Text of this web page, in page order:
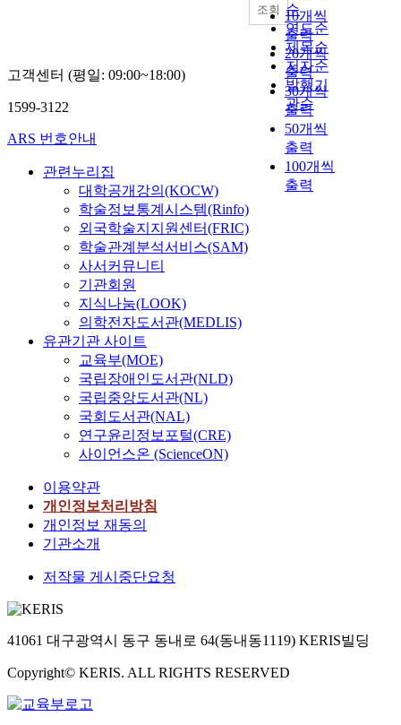
순
연도순
제목순
저자순
발행기
관순
10개씩
출력
20개씩
출력
30개씩
출력
50개씩
출력
100개씩
출력
조회
고객센터 (평일: 09:00~18:00)
1599-3122
ARS 번호안내
관련누리집
대학공개강의(KOCW)
학술정보통계시스템(Rinfo)
외국학술지지원센터(FRIC)
학술관계분석서비스(SAM)
사서커뮤니티
기관회원
지식나눔(LOOK)
의학전자도서관(MEDLIS)
유관기관 사이트
교육부(MOE)
국립장애인도서관(NLD)
국립중앙도서관(NL)
국회도서관(NAL)
연구윤리정보포털(CRE)
사이언스온 (ScienceON)
이용약관
개인정보처리방침
개인정보 재동의
기관소개
저작물 게시중단요청
41061 대구광역시 동구 동내로 64(동내동1119) KERIS빌딩
Copyright© KERIS. ALL RIGHTS RESERVED